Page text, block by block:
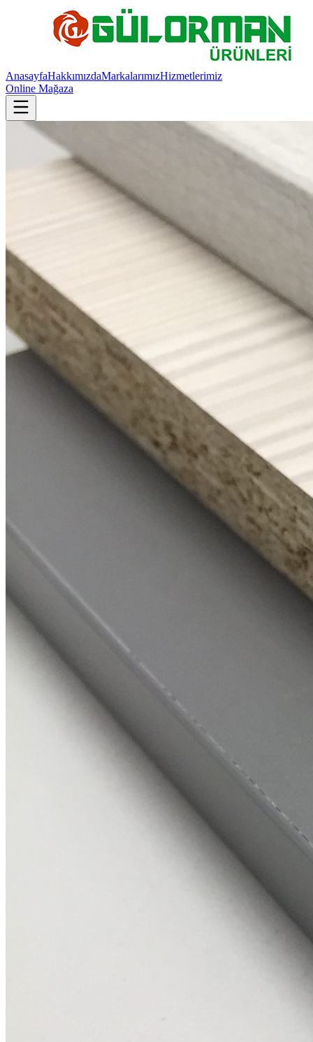
AnasayfaHakkımızdaMarkalarımızHizmetlerimiz
Online Mağaza